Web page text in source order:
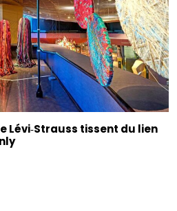
Lévi‑Strauss tissent du lien